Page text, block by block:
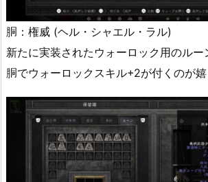
胴：権威 (ヘル・シャエル・ラル)
新たに実装されたウォーロック用のルー
胴でウォーロックスキル+2が付くのが嬉